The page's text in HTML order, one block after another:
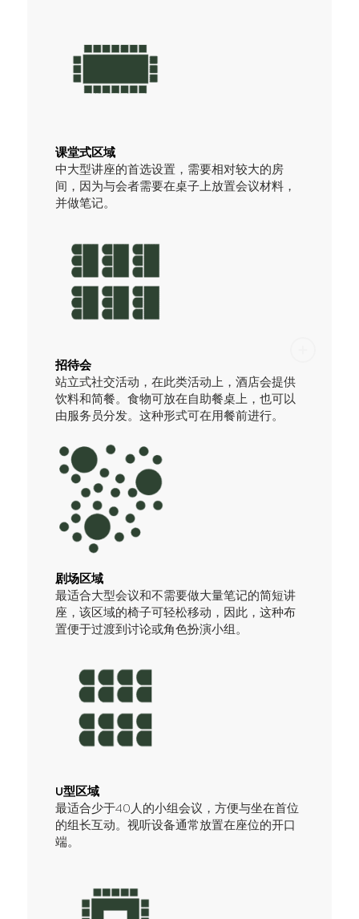
课堂式区域
中大型讲座的首选设置，需要相对较大的房
间，因为与会者需要在桌子上放置会议材料，
并做笔记。
招待会
站立式社交活动，在此类活动上，酒店会提供
饮料和简餐。食物可放在自助餐桌上，也可以
由服务员分发。这种形式可在用餐前进行。
剧场区域
最适合大型会议和不需要做大量笔记的简短讲
座，该区域的椅子可轻松移动，因此，这种布
置便于过渡到讨论或角色扮演小组。
U型区域
最适合少于40人的小组会议，方便与坐在首位
的组长互动。视听设备通常放置在座位的开口
端。